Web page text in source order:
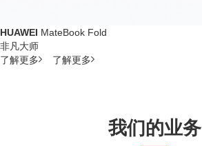
HUAWEI MateBook Fold
非凡大师
了解更多
了解更多
我们的业务